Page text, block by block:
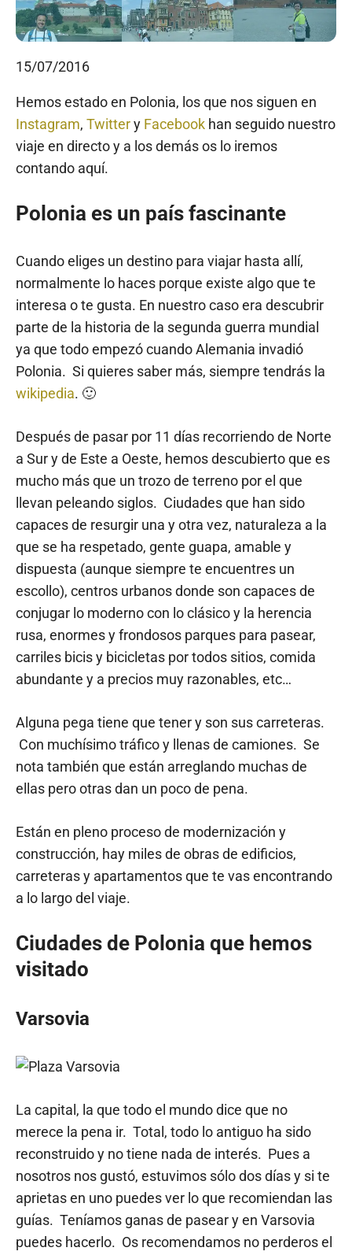
15/07/2016
Hemos estado en Polonia, los que nos siguen en
Instagram, Twittery Facebook han seguido nuestro
viaje en directo y a los demás os lo iremos
contando aquí.
Polonia es un país fascinante
Cuando eliges un destino para viajar hasta allí,
normalmente lo haces porque existe algo que te
interesa o te gusta. En nuestro caso era descubrir
parte de la historia de la segunda guerra mundial
ya que todo empezó cuando Alemania invadió
Polonia. Si quieres saber más, siempre tendrás la
wikipedia. 🙂
Después de pasar por 11 días recorriendo de Norte
a Sur y de Este a Oeste, hemos descubierto que es
mucho más que un trozo de terreno por el que
llevan peleando siglos. Ciudades que han sido
capaces de resurgir una y otra vez, naturaleza a la
que se ha respetado, gente guapa, amable y
dispuesta (aunque siempre te encuentres un
escollo), centros urbanos donde son capaces de
conjugar lo moderno con lo clásico y la herencia
rusa, enormes y frondosos parques para pasear,
carriles bicis y bicicletas por todos sitios, comida
abundante y a precios muy razonables, etc…
Alguna pega tiene que tener y son sus carreteras.
Con muchísimo tráfico y llenas de camiones. Se
nota también que están arreglando muchas de
ellas pero otras dan un poco de pena.
Están en pleno proceso de modernización y
construcción, hay miles de obras de edificios,
carreteras y apartamentos que te vas encontrando
a lo largo del viaje.
Ciudades de Polonia que hemos
visitado
Varsovia
La capital, la que todo el mundo dice que no
merece la pena ir. Total, todo lo antiguo ha sido
reconstruido y no tiene nada de interés. Pues a
nosotros nos gustó, estuvimos sólo dos días y si te
aprietas en uno puedes ver lo que recomiendan las
guías. Teníamos ganas de pasear y en Varsovia
puedes hacerlo. Os recomendamos no perderos el